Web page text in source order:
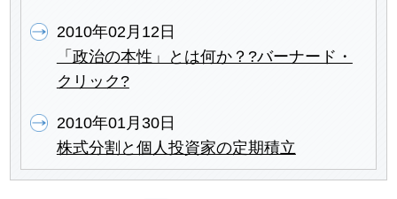
2010年02月12日
「政治の本性」とは何か？?バーナード・
クリック?
2010年01月30日
株式分割と個人投資家の定期積立